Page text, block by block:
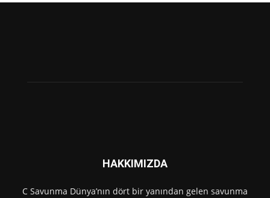
HAKKIMIZDA
C Savunma Dünya’nın dört bir yanından gelen savunma